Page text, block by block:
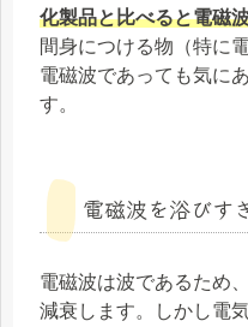
化製品と比べると電磁
間身につける物（特に
電磁波であっても気に
す。
電磁波を浴びす
電磁波は波であるため
減衰します。しかし電